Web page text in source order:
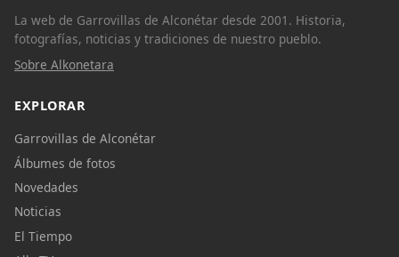
La web de Garrovillas de Alconétar desde 2001. Historia,
fotografías, noticias y tradiciones de nuestro pueblo.
Sobre Alkonetara
EXPLORAR
Garrovillas de Alconétar
Álbumes de fotos
Novedades
Noticias
El Tiempo